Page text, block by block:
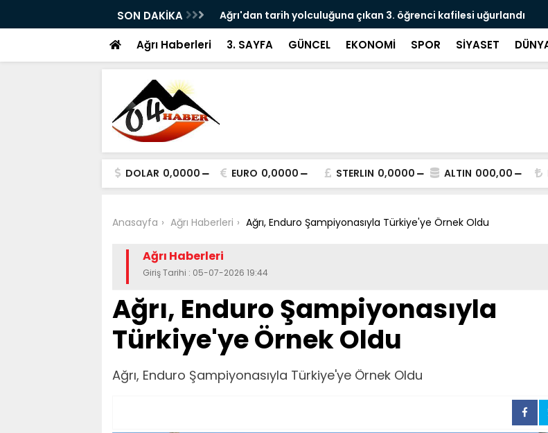
SON DAKİKA
ile Ağrı'da Obezite Cerrahisi Dönemi Ağrı'dan tarih yolculuğuna çıkan 3. öğrenci kafilesi uğurlandı
Ağrı Haberleri 3. SAYFA GÜNCEL EKONOMİ SPOR SİYASET
DOLAR 0,0000 EURO 0,0000 STERLIN 0,0000 ALTIN 000,00
Anasayfa Ağrı Haberleri Ağrı, Enduro Şampiyonasıyla Türkiye'ye Örnek Oldu
Ağrı Haberleri
Giriş Tarihi : 05-07-2026 19:44
Ağrı, Enduro Şampiyonasıyla
Türkiye'ye Örnek Oldu
Ağrı, Enduro Şampiyonasıyla Türkiye'ye Örnek Oldu